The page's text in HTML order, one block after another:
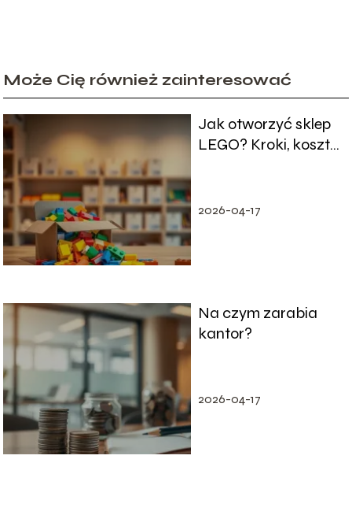
Może Cię również zainteresować
Jak otworzyć sklep
LEGO? Kroki, koszty,
2026-04-17
Na czym zarabia
kantor?
2026-04-17